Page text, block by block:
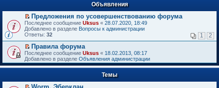
Объявления
П
е
р
й
т
и
к
п
в
Предложения по усовершенствованию форума
Последнее сообщение Uksus « 28.07.2020, 18:49
Добавлено в разделе Вопросы к администрации
Ответы: 32 1 2
П
е
р
е
т
и
Правила форума
Последнее сообщение Uksus « 18.02.2013, 08:17
Добавлено в разделе Объявления администрации
Темы
Worm. Эберклан